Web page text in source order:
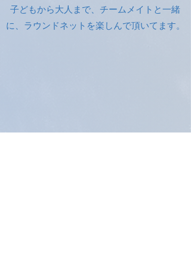
​子どもから大人まで、チームメイトと一緒
に、ラウンドネットを楽しんで頂いてます。